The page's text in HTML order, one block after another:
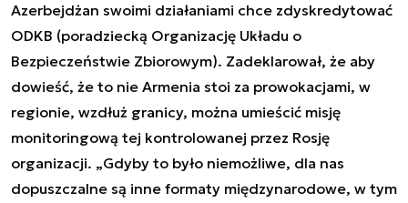
Azerbejdżan swoimi działaniami chce zdyskredytować
ODKB (poradziecką Organizację Układu o
Bezpieczeństwie Zbiorowym). Zadeklarował, że aby
dowieść, że to nie Armenia stoi za prowokacjami, w
regionie, wzdłuż granicy, można umieścić misję
monitoringową tej kontrolowanej przez Rosję
organizacji. „Gdyby to było niemożliwe, dla nas
dopuszczalne są inne formaty międzynarodowe, w tym